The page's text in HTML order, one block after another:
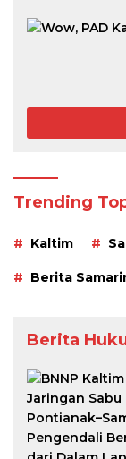
Trending
Kaltim
Berita
Berita